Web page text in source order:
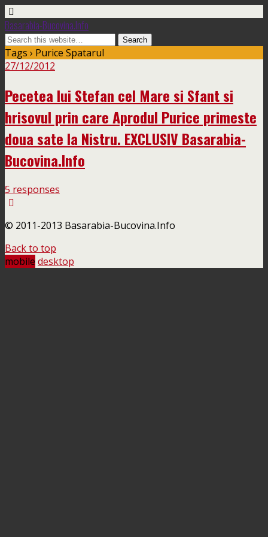
Basarabia-Bucovina.Info
Tags › Purice Spatarul
27/12/2012
Pecetea lui Stefan cel Mare si Sfant si
hrisovul prin care Aprodul Purice primeste
doua sate la Nistru. EXCLUSIV Basarabia-
Bucovina.Info
5 responses
© 2011-2013 Basarabia-Bucovina.Info
Back to top
mobile desktop